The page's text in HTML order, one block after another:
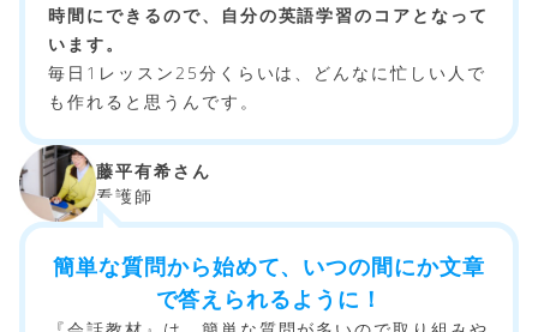
時間にできるので、自分の英語学習のコアとなって
います。
毎日1レッスン25分くらいは、どんなに忙しい人で
も作れると思うんです。
藤平有希さん
看護師
簡単な質問から始めて、いつの間にか文章
で答えられるように！